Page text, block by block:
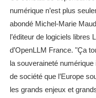
numérique n’est plus
abondé Michel-Marie
l’éditeur de logiciels libres
d’OpenLLM France. "Ça
la souveraineté
de société que l’Europe
les grands enjeux et